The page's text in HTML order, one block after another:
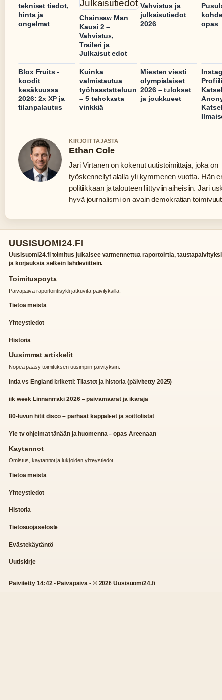
tekniset tiedot,
hinta ja
ongelmat
Chainsaw Man
Kausi 2 –
Vahvistus,
Traileri ja
Julkaisutiedot
Vahvistus ja
julkaisutiedot
2026
opas
Blox Fruits -
koodit
kesäkuussa
2026: 2x XP ja
tilanpalautus
Kuinka
valmistautua
työhaastatteluun
– 5 tehokasta
vinkkiä
Miesten viesti
olympialaiset
2026 – tulokset
ja joukkueet
KIRJOITTAJASTA
Ethan Cole
Jari Virtanen on kokenut uutistoimittaja, joka on
työskennellyt alalla yli kymmenen vuotta. Hän
politiikkaan ja talouteen liittyviin aiheisiin. Jari
hyvä journalismi on avain demokratian
UUSISUOMI24.FI
Uusisuomi24.fi toimitus julkaisee varmennettua raportointia,
ja korjauksia selkein lahdeviittein.
Toimituspoyta
Paivapaiva raportointisykli jatkuvilla paivityksilla.
Tietoa meistä
Yhteystiedot
Historia
Uusimmat artikkelit
Nopea paasy toimituksen uusimpiin paivityksiin.
Intia vs Englanti kriketti: Tilastot ja historia (päivitetty 2025)
iik week Linnanmäki 2026 – päivämäärät ja ikäraja
80-luvun hitit disco – parhaat kappaleet ja soittolistat
Yle tv ohjelmat tänään ja huomenna – opas Areenaan
Kaytannot
Omistus, kaytannot ja lukijoiden yhteystiedot.
Tietoa meistä
Yhteystiedot
Historia
Tietosuojaseloste
Evästekäytäntö
Uutiskirje
Paivitetty 14:42 • Paivapaiva • © 2026 Uusisuomi24.fi